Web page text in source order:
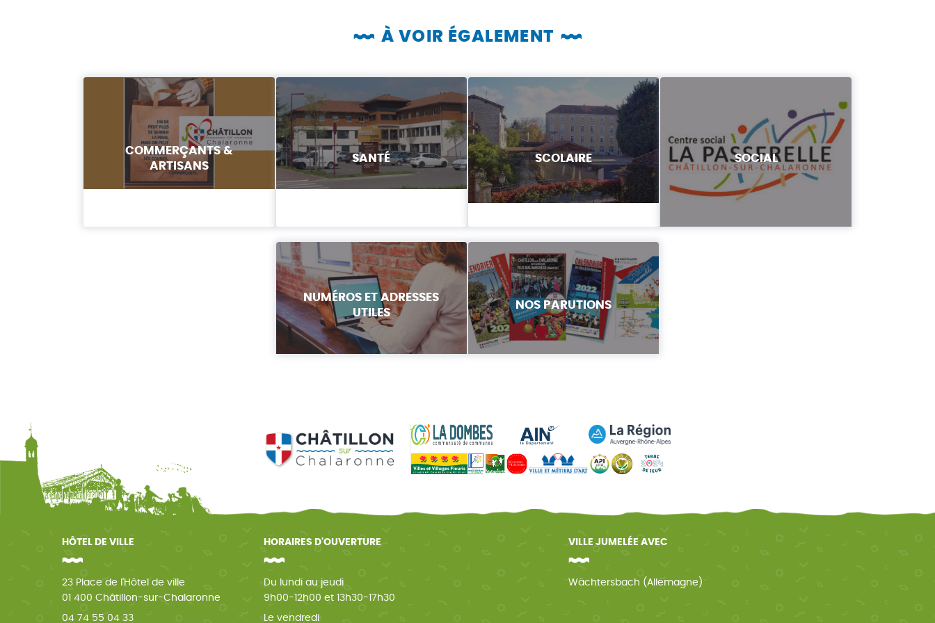
À VOIR ÉGALEMENT
COMMERÇANTS &
ARTISANS
SANTÉ SCOLAIRE SOCIAL
NUMÉROS ET ADRESSES
UTILES
NOS PARUTIONS
HÔTEL DE VILLE
23 Place de l'Hôtel de ville
01 400 Châtillon-sur-Chalaronne
04 74 55 04 33
HORAIRES D'OUVERTURE
Du lundi au jeudi
9h00-12h00 et 13h30-17h30
Le vendredi
VILLE JUMELÉE AVEC
Wächtersbach (Allemagne)